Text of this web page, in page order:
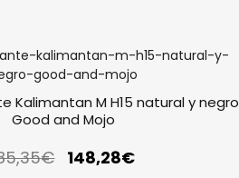
Kalimantan M H15 natural y negro
Good and Mojo
€ 148,28€